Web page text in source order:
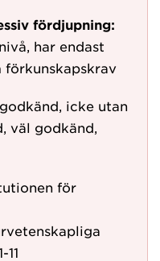
fördjupning:
har endast
förkunskapskrav
icke utan
väl godkänd,
för